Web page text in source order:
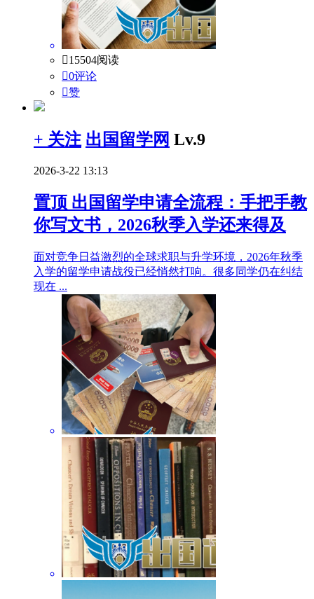
15504阅读
0评论
赞
+ 关注 出国留学网 Lv.9
2026-3-22 13:13
置顶 出国留学申请全流程：手把手教
你写文书，2026秋季入学还来得及
面对竞争日益激烈的全球求职与升学环境，2026年秋季
入学的留学申请战役已经悄然打响。很多同学仍在纠结
现在 ...